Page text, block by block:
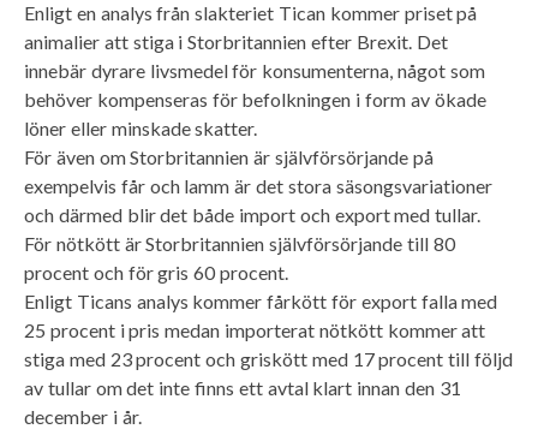
Enligt en analys från slakteriet Tican kommer priset på
animalier att stiga i Storbritannien efter Brexit. Det
innebär dyrare livsmedel för konsumenterna, något som
behöver kompenseras för befolkningen i form av ökade
löner eller minskade skatter.
För även om Storbritannien är självförsörjande på
exempelvis får och lamm är det stora säsongsvariationer
och därmed blir det både import och export med tullar.
För nötkött är Storbritannien självförsörjande till 80
procent och för gris 60 procent.
Enligt Ticans analys kommer fårkött för export falla med
25 procent i pris medan importerat nötkött kommer att
stiga med 23 procent och griskött med 17 procent till följd
av tullar om det inte finns ett avtal klart innan den 31
december i år.